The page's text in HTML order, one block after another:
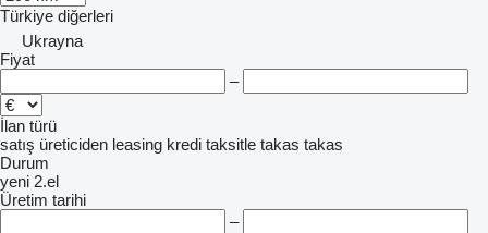
Türkiye diğerleri
Ukrayna
Fiyat
–
İlan türü
satış üreticiden leasing kredi taksitle takas takas
Durum
yeni 2.el
Üretim tarihi
–